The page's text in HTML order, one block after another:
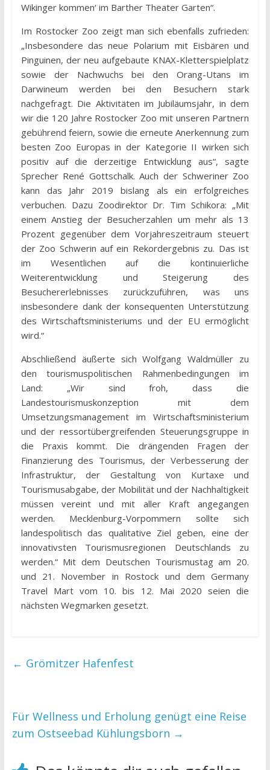
Wikinger kommen‘ im Barther Theater Garten“.
Im Rostocker Zoo zeigt man sich ebenfalls zufrieden:
„Insbesondere das neue Polarium mit Eisbären und
Pinguinen, der neu aufgebaute KNAX-Kletterspielplatz
sowie der Nachwuchs bei den Orang-Utans im
Darwineum werden bei den Besuchern stark
nachgefragt. Die Aktivitäten im Jubiläumsjahr, in dem
wir die 120 Jahre Rostocker Zoo mit unseren Partnern
gebührend feiern, sowie die erneute Anerkennung zum
besten Zoo Europas in der Kategorie II wirken sich
positiv auf die derzeitige Entwicklung aus“, sagte
Sprecher René Gottschalk. Auch der Schweriner Zoo
kann das Jahr 2019 bislang als ein erfolgreiches
verbuchen. Dazu Zoodirektor Dr. Tim Schikora: „Mit
einem Anstieg der Besucherzahlen um mehr als 13
Prozent gegenüber dem Vorjahreszeitraum steuert
der Zoo Schwerin auf ein Rekordergebnis zu. Das ist
im Wesentlichen auf die kontinuierliche
Weiterentwicklung und Steigerung des
Besuchererlebnisses zurückzuführen, was uns
insbesondere dank der konsequenten Unterstützung
des Wirtschaftsministeriums und der EU ermöglicht
wird.“
Abschließend äußerte sich Wolfgang Waldmüller zu
den tourismuspolitischen Rahmenbedingungen im
Land: „Wir sind froh, dass die
Landestourismuskonzeption mit dem
Umsetzungsmanagement im Wirtschaftsministerium
und der ressortübergreifenden Steuerungsgruppe in
die Praxis kommt. Die drängenden Fragen der
Finanzierung des Tourismus, der Verbesserung der
Infrastruktur, der Gestaltung von Kurtaxe und
Tourismusabgabe, der Mobilität und der Nachhaltigkeit
müssen vereint und mit aller Kraft angegangen
werden. Mecklenburg-Vorpommern sollte sich
landespolitisch das qualitative Ziel geben, eine der
innovativsten Tourismusregionen Deutschlands zu
werden.“ Mit dem Deutschen Tourismustag am 20.
und 21. November in Rostock und dem Germany
Travel Mart vom 10. bis 12. Mai 2020 seien die
nächsten Wegmarken gesetzt.
← Grömitzer Hafenfest
Für Wellness und Erholung genügt eine Reise
zum Ostseebad Kühlungsborn →